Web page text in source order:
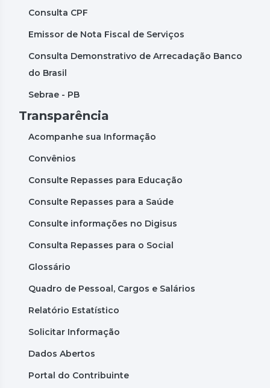
Consulta CPF
Emissor de Nota Fiscal de Serviços
Consulta Demonstrativo de Arrecadação Banco
do Brasil
Sebrae - PB
Transparência
Acompanhe sua Informação
Convênios
Consulte Repasses para Educação
Consulte Repasses para a Saúde
Consulte informações no Digisus
Consulta Repasses para o Social
Glossário
Quadro de Pessoal, Cargos e Salários
Relatório Estatístico
Solicitar Informação
Dados Abertos
Portal do Contribuinte